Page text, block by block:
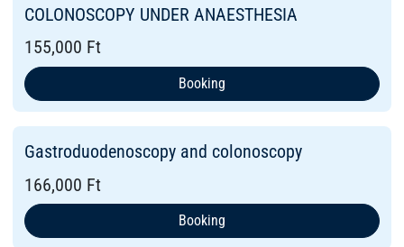
COLONOSCOPY UNDER ANAESTHESIA
155,000 Ft
Booking
Gastroduodenoscopy and colonoscopy
166,000 Ft
Booking